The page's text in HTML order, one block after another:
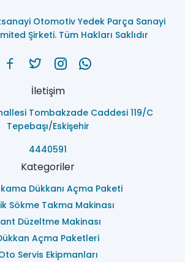
Otomotiv Yedek Parça Sanayi
Şirketi. Tüm Hakları Saklıdır
İletişim
Tombakzade Caddesi 119/C
Tepebaşı/Eskişehir
4440591
Kategoriler
Dükkanı Açma Paketi
Sökme Takma Makinası
Düzeltme Makinası
Açma Paketleri
Servis Ekipmanları